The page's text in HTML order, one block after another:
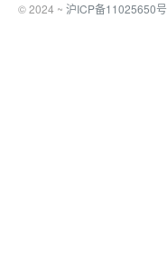
© 2024 ~ 沪ICP备11025650号